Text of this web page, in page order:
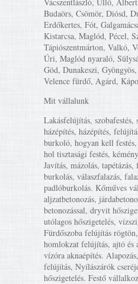
Budaörs, Csömör, Diósd,
Erdőkertes, Fót,
Kistarcsa, Maglód, Pécel,
Tápiószentmárton, Valkó,
Úri, Maglód nyaraló,
Göd, Dunakeszi,
Velence fürdő, Agárd,
Mit vállalunk
Lakásfelújítás, szobafestés,
házépítés, házépítés,
burkoló, hogyan kell
hol tisztasági festés,
Javítás, mázolás,
burkolás, válaszfalazás,
padlóburkolás. Kőműves
aljzatbetonozás,
betonozással, dryvit
utólagos hőszigetelés,
Fürdőszoba felújítás
homlokzat felújítás, ajtó és
vízóra aknaépítés.
felújítás, Nyílászárók
hőszigetelés. Festő